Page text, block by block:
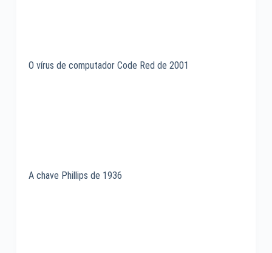
O vírus de computador Code Red de 2001
A chave Phillips de 1936